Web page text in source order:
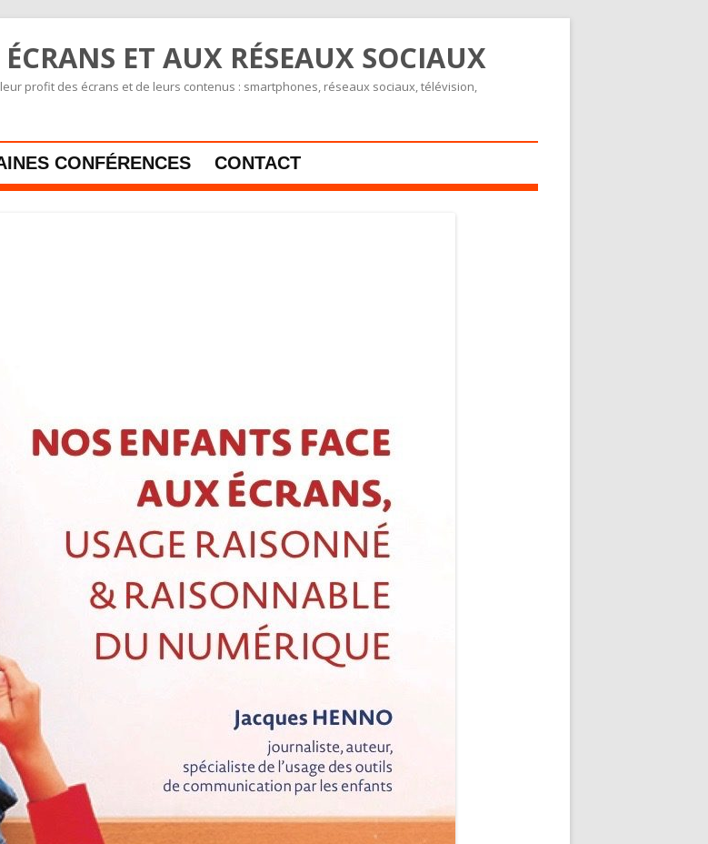
ET AUX RÉSEAUX SOCIAUX
profit des écrans et de leurs contenus : smartphones, réseaux sociaux, télévision,
Skip to content
CONFÉRENCES CONTACT